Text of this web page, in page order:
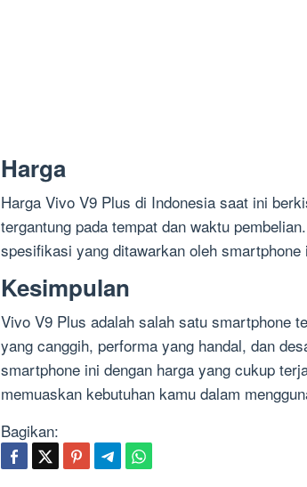
Harga
Harga Vivo V9 Plus di Indonesia saat ini
tergantung pada tempat dan waktu
spesifikasi yang ditawarkan oleh smartphone
Kesimpulan
Vivo V9 Plus adalah salah satu smartphone
yang canggih, performa yang handal, dan
smartphone ini dengan harga yang cukup
memuaskan kebutuhan kamu dalam
Bagikan: